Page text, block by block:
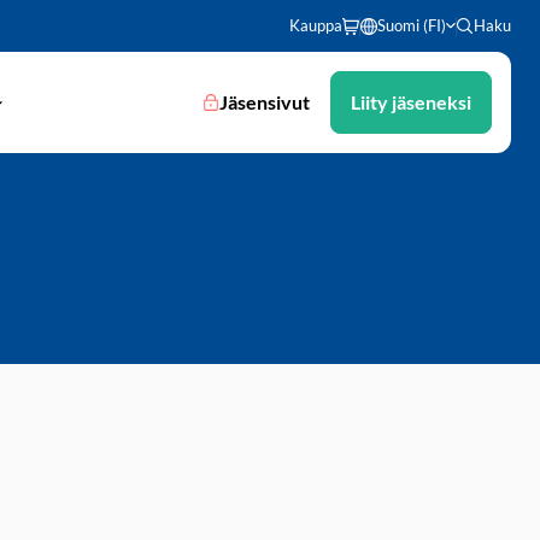
Kauppa Suomi (FI) Haku
Jäsensivut Liity jäseneksi